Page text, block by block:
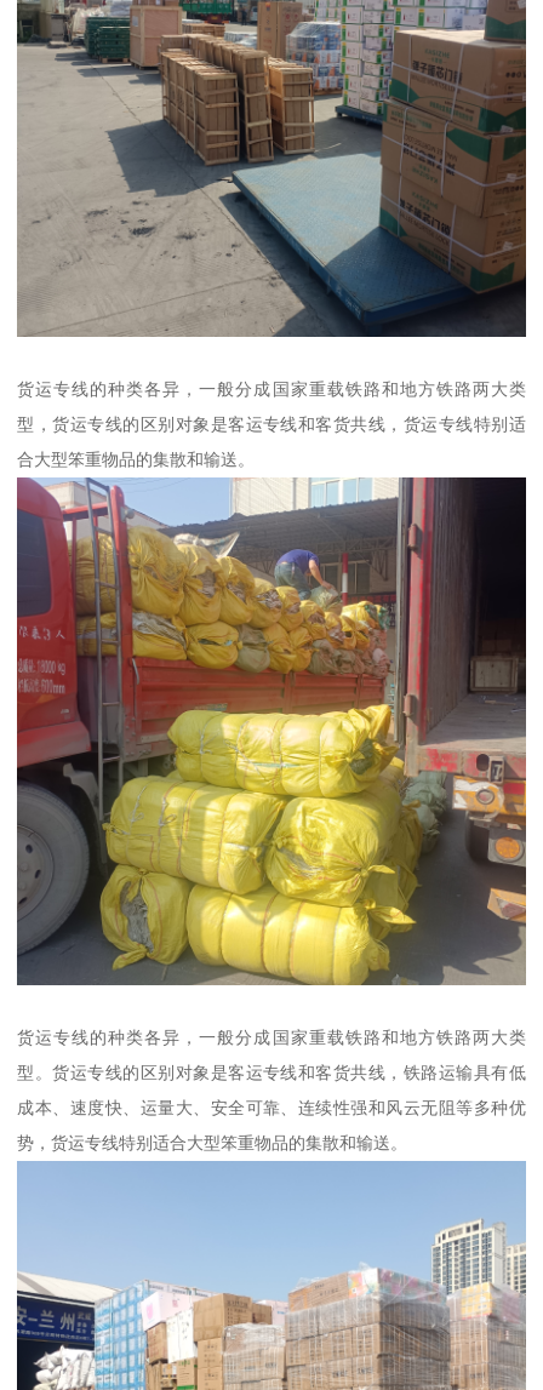
货运专线的种类各异，一般分成国家重载铁路和地方铁路两大类
型，货运专线的区别对象是客运专线和客货共线，货运专线特别适
合大型笨重物品的集散和输送。
货运专线的种类各异，一般分成国家重载铁路和地方铁路两大类
型。货运专线的区别对象是客运专线和客货共线，铁路运输具有低
成本、速度快、运量大、安全可靠、连续性强和风云无阻等多种优
势，货运专线特别适合大型笨重物品的集散和输送。